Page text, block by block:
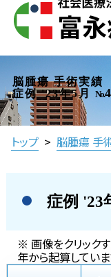
脳腫瘍 手術実績
症例 '23年5月
No.
トップ > 脳腫瘍 手
症例 '23
※ 画像をクリック
年から起算していま